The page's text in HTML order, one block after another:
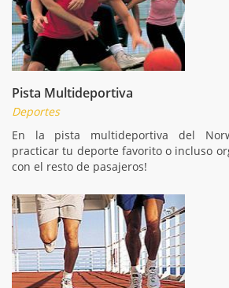
Pista Multideportiva
Deportes
En la pista multideportiva del
practicar tu deporte favorito o incluso
con el resto de pasajeros!